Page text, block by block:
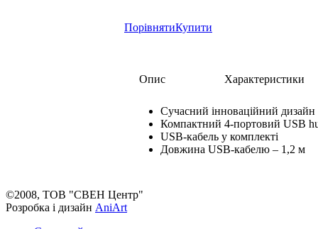
ПорівнятиКупити
Опис Характеристики
Сучасний інноваційний дизайн
Компактний 4-портовий USB
USB-кабель у комплекті
Довжина USB-кабелю – 1,2 м
©2008, ТОВ "СВЕН Центр"
Розробка і дизайн AniArt